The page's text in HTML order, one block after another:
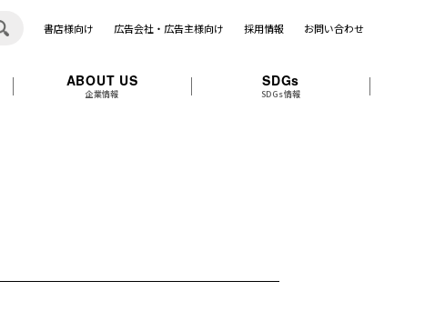
書店様向け 広告会社・広告主様向け 採用情報 お問い合わせ
ABOUT US
企業情報
SDGs
SDGs情報